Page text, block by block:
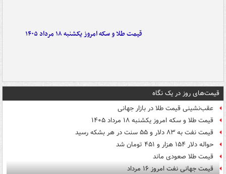
قیمت طلا و سکه امروز یکشنبه ۱۸ مرداد ۱۴۰۵
قیمت‌های روز در یک نگاه
عقب‌نشینی قیمت طلا در بازار جهانی
قیمت طلا و سکه امروز یکشنبه ۱۸ مرداد ۱۴۰۵
قیمت نفت به ۸۳ دلار و ۵۵ سنت در هر بشکه رسید
حواله دلار ۱۵۴ هزار و ۴۵۱ تومان شد
قیمت طلا صعودی ماند
قیمت جهانی نفت امروز ۱۶ مرداد